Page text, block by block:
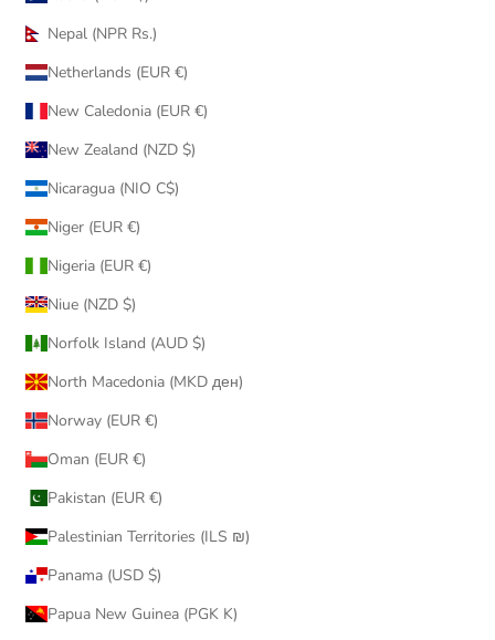
Nepal (NPR Rs.)
Netherlands (EUR €)
New Caledonia (EUR €)
New Zealand (NZD $)
Nicaragua (NIO C$)
Niger (EUR €)
Nigeria (EUR €)
Niue (NZD $)
Norfolk Island (AUD $)
North Macedonia (MKD ден)
Norway (EUR €)
Oman (EUR €)
Pakistan (EUR €)
Palestinian Territories (ILS ₪)
Panama (USD $)
Papua New Guinea (PGK K)